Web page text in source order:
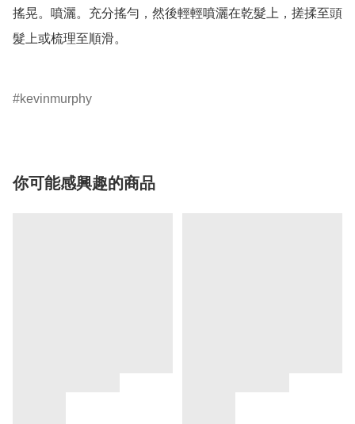
搖晃。噴灑。充分搖勻，然後輕輕噴灑在乾髮上，搓揉至頭
髮上或梳理至順滑。
kevinmurphy
你可能感興趣的商品